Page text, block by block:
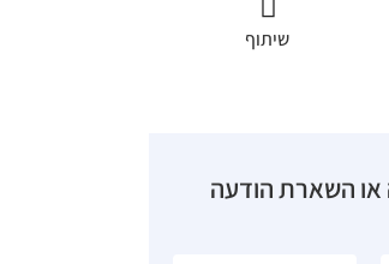
שיתוף
או השארת הודעה